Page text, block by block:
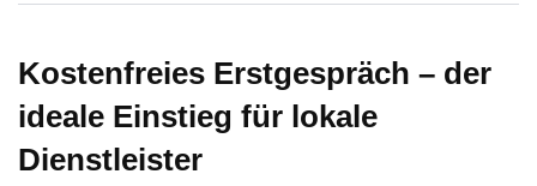
Kostenfreies Erstgespräch – der
ideale Einstieg für lokale
Dienstleister